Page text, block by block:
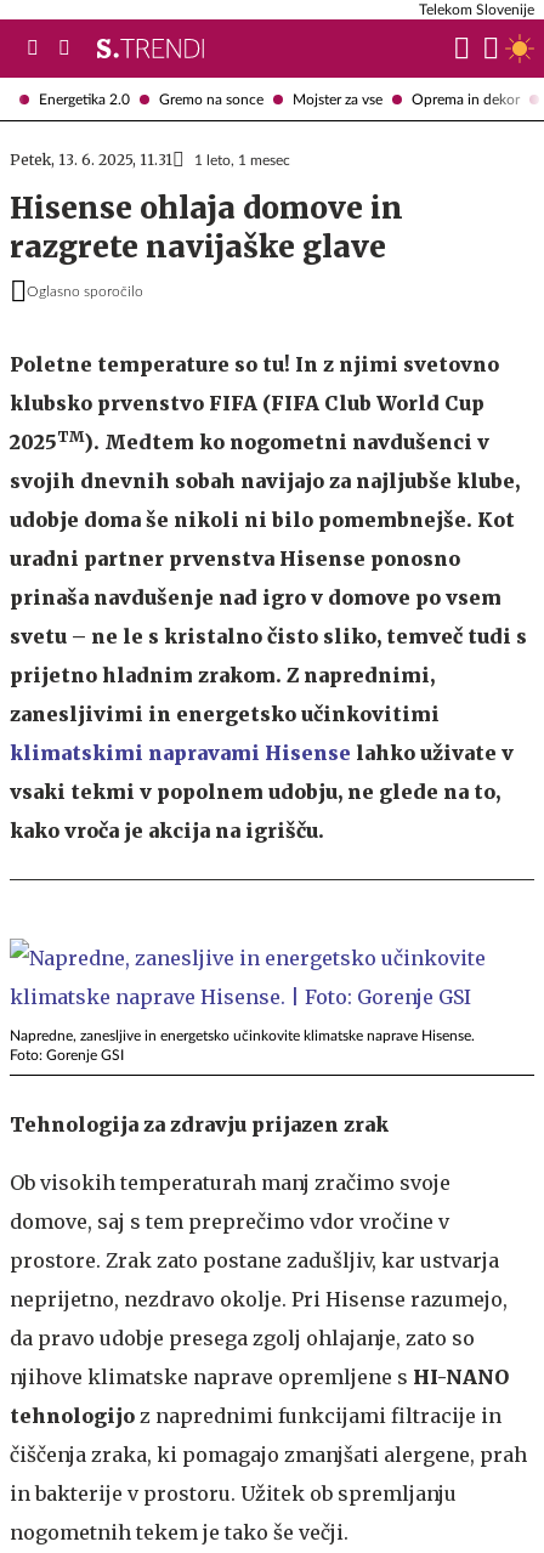
Energetika 2.0 Gremo na sonce Mojster za vse Oprema in dekor
Telekom Slovenije
Petek, 13. 6. 2025, 11.31 1 leto, 1 mesec
Hisense ohlaja domove in
razgrete navijaške glave
Oglasno sporočilo
Poletne temperature so tu! In z njimi svetovno
klubsko prvenstvo FIFA (FIFA Club World Cup
2025TM). Medtem ko nogometni navdušenci v
svojih dnevnih sobah navijajo za najljubše klube,
udobje doma še nikoli ni bilo pomembnejše. Kot
uradni partner prvenstva Hisense ponosno
prinaša navdušenje nad igro v domove po vsem
svetu – ne le s kristalno čisto sliko, temveč tudi s
prijetno hladnim zrakom. Z naprednimi,
zanesljivimi in energetsko učinkovitimi
klimatskimi napravami Hisense lahko uživate v
vsaki tekmi v popolnem udobju, ne glede na to,
kako vroča je akcija na igrišču.
Napredne, zanesljive in energetsko učinkovite klimatske naprave Hisense.
Foto: Gorenje GSI
Tehnologija za zdravju prijazen zrak
Ob visokih temperaturah manj zračimo svoje
domove, saj s tem preprečimo vdor vročine v
prostore. Zrak zato postane zadušljiv, kar ustvarja
neprijetno, nezdravo okolje. Pri Hisense razumejo,
da pravo udobje presega zgolj ohlajanje, zato so
njihove klimatske naprave opremljene s HI-NANO
tehnologijo z naprednimi funkcijami filtracije in
čiščenja zraka, ki pomagajo zmanjšati alergene, prah
in bakterije v prostoru. Užitek ob spremljanju
nogometnih tekem je tako še večji.